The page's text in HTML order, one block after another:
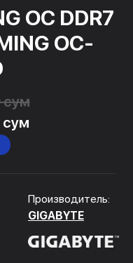
OC DDR7
OC-
сум
сум
Производитель:
GIGABYTE